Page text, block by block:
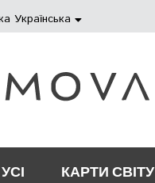
Українська
УСІ КАРТИ СВІТУ